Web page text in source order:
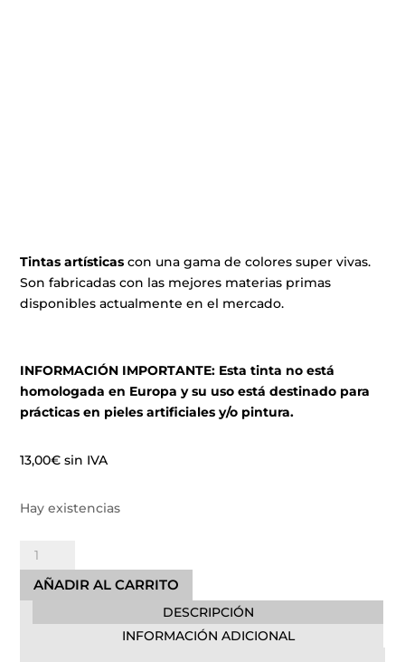
Tintas artísticascon una gama de colores super vivas.
Son fabricadas con las mejores materias primas
disponibles actualmente en el mercado.
INFORMACIÓN IMPORTANTE: Esta tinta no está
homologada en Europa y su uso está destinado para
prácticas en pieles artificiales y/o pintura.
13,00€ sin IVA
Hay existencias
Medium
Sumi
Electric
AÑADIR AL CARRITO
DESCRIPCIÓN
INFORMACIÓN ADICIONAL